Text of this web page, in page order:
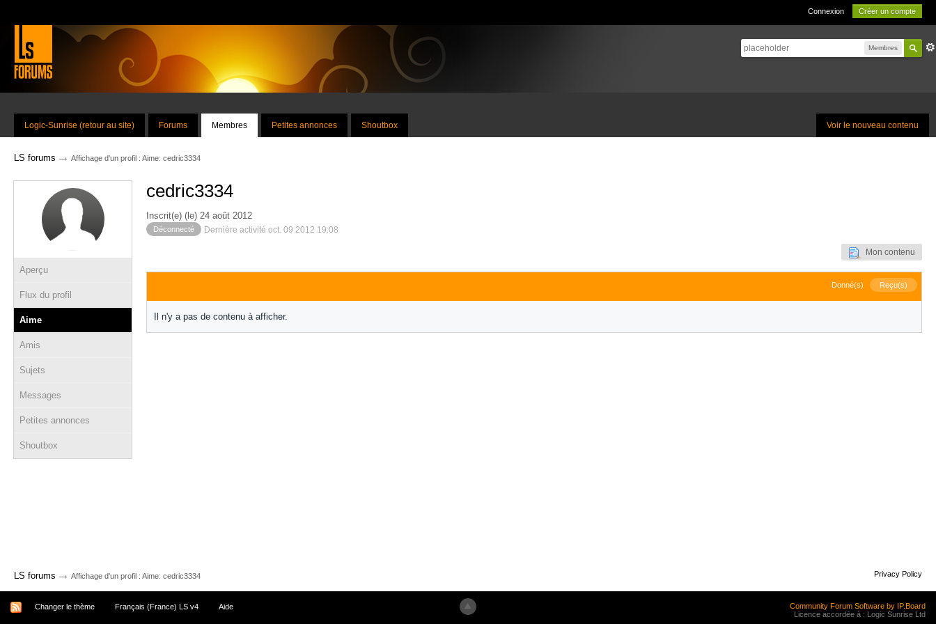
Connexion Créer un compte
Membres
Voir le nouveau contenu
Logic-Sunrise (retour au site) Forums Membres Petites annonces Shoutbox
LS forums → Affichage d'un profil : Aime: cedric3334
Aperçu
Flux du profil
Aime
Amis
Sujets
Messages
Petites annonces
Shoutbox
cedric3334
Inscrit(e) (le) 24 août 2012
Déconnecté Dernière activité oct. 09 2012 19:08
Mon contenu
Donné(s) Reçu(s)
Il n'y a pas de contenu à afficher.
LS forums → Affichage d'un profil : Aime: cedric3334 Privacy Policy
Changer le thème Français (France) LS v4 Aide
Community Forum Software by IP.Board
Licence accordée à : Logic Sunrise Ltd